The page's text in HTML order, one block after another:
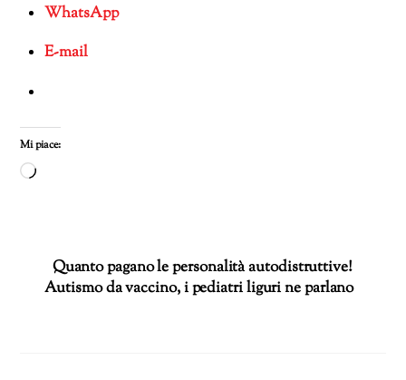
WhatsApp
E-mail
Mi piace:
Caricamento
Quanto pagano le personalità autodistruttive!
Autismo da vaccino, i pediatri liguri ne parlano